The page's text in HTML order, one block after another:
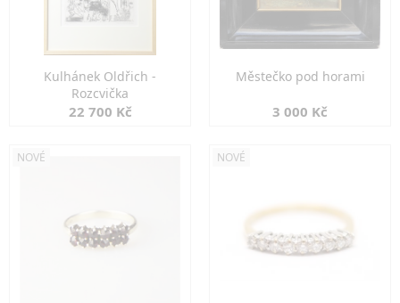
Kulhánek Oldřich -
Rozcvička
22 700 Kč
Městečko pod horami
3 000 Kč
NOVÉ NOVÉ